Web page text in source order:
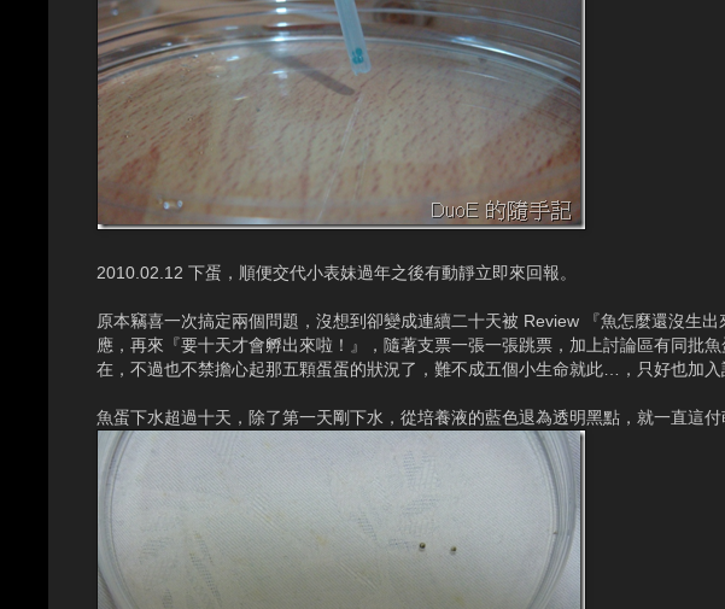
2010.02.12 下蛋，順便交代小表妹過年之後有動靜立即來回報。
原本竊喜一次搞定兩個問題，沒想到卻變成連續二十天被 Review 『魚怎麼還沒生
應，再來『要十天才會孵出來啦！』，隨著支票一張一張跳票，加上討論區有同批
在，不過也不禁擔心起那五顆蛋蛋的狀況了，難不成五個小生命就此…，只好也加
魚蛋下水超過十天，除了第一天剛下水，從培養液的藍色退為透明黑點，就一直這